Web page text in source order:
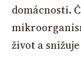
domácnosti.
život a